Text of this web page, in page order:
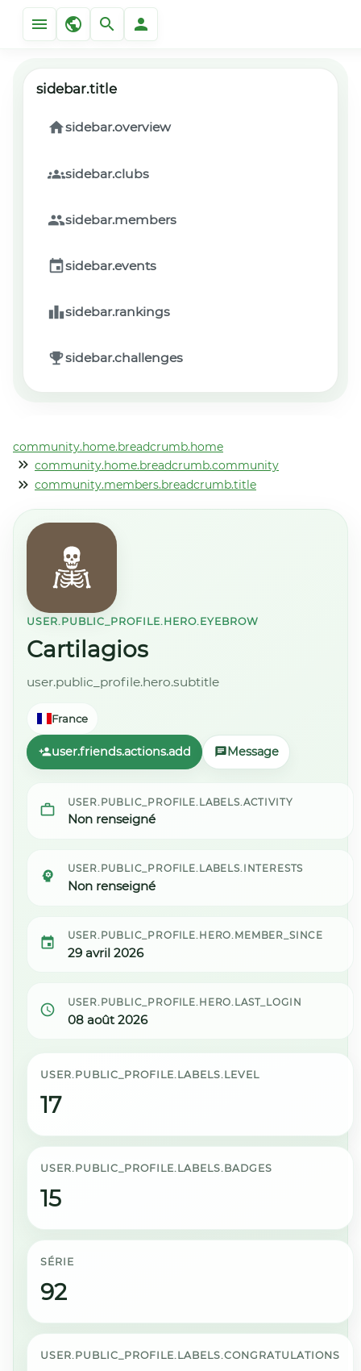
sidebar.title
sidebar.overview
sidebar.clubs
sidebar.members
sidebar.events
sidebar.rankings
sidebar.challenges
community.home.breadcrumb.home
community.home.breadcrumb.community
community.members.breadcrumb.title
USER.PUBLIC_PROFILE.HERO.EYEBROW
Cartilagios
user.public_profile.hero.subtitle
France
user.friends.actions.add Message
USER.PUBLIC_PROFILE.LABELS.ACTIVITY
Non renseigné
USER.PUBLIC_PROFILE.LABELS.INTERESTS
Non renseigné
USER.PUBLIC_PROFILE.HERO.MEMBER_SINCE
29 avril 2026
USER.PUBLIC_PROFILE.HERO.LAST_LOGIN
08 août 2026
USER.PUBLIC_PROFILE.LABELS.LEVEL
17
USER.PUBLIC_PROFILE.LABELS.BADGES
15
SÉRIE
92
USER.PUBLIC_PROFILE.LABELS.CONGRATULATIONS